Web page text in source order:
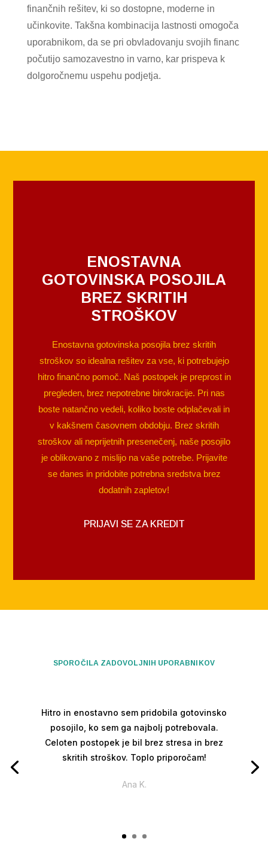
finančnih rešitev, ki so dostopne, moderne in
učinkovite. Takšna kombinacija lastnosti omogoča
uporabnikom, da se pri obvladovanju svojih financ
počutijo samozavestno in varno, kar prispeva k
dolgoročnemu uspehu podjetja.
ENOSTAVNA
GOTOVINSKA POSOJILA
BREZ SKRITIH
STROŠKOV
Enostavna gotovinska posojila brez skritih
stroškov so idealna rešitev za vse, ki potrebujejo
hitro finančno pomoč. Naš postopek je preprost in
pregleden, brez nepotrebne birokracije. Pri nas
boste natančno vedeli, koliko boste odplačevali in
v kakšnem časovnem obdobju. Brez skritih
stroškov ali neprijetnih presenečenj, naše posojilo
je oblikovano z mislijo na vaše potrebe. Prijavite
se danes in pridobite potrebna sredstva brez
dodatnih zapletov!
PRIJAVI SE ZA KREDIT
SPOROČILA ZADOVOLJNIH UPORABNIKOV
Hitro in enostavno sem pridobila gotovinsko
posojilo, ko sem ga najbolj potrebovala.
Celoten postopek je bil brez stresa in brez
skritih stroškov. Toplo priporočam!
Ana K.